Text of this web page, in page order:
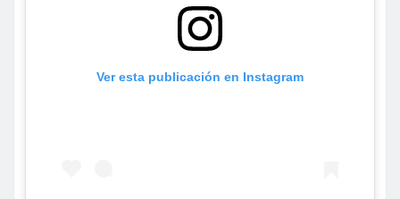
Ver esta publicación en Instagram